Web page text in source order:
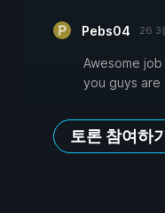
Pebs04 26 3
Awesome
you guys are
토론 참여하